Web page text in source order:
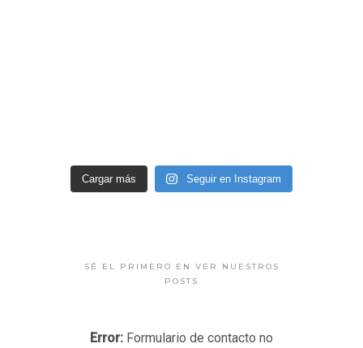
Cargar más Seguir en Instagram
SÉ EL PRIMERO EN VER NUESTROS
POSTS
Error: Formulario de contacto no